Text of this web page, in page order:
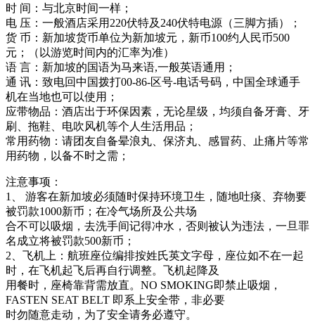
时 间：与北京时间一样；
电 压：一般酒店采用220伏特及240伏特电源（三脚方插）；
货 币：新加坡货币单位为新加坡元，新币100约人民币500
元；（以游览时间内的汇率为准）
语 言：新加坡的国语为马来语,一般英语通用；
通 讯：致电回中国拨打00-86-区号-电话号码，中国全球通手
机在当地也可以使用；
应带物品：酒店出于环保因素，无论星级，均须自备牙膏、牙
刷、拖鞋、电吹风机等个人生活用品；
常用药物：请团友自备晕浪丸、保济丸、感冒药、止痛片等常
用药物，以备不时之需；
注意事项：
1、 游客在新加坡必须随时保持环境卫生，随地吐痰、弃物要
被罚款1000新币；在冷气场所及公共场
合不可以吸烟，去洗手间记得冲水，否则被认为违法，一旦罪
名成立将被罚款500新币；
2、飞机上：航班座位编排按姓氏英文字母，座位如不在一起
时，在飞机起飞后再自行调整。飞机起降及
用餐时，座椅靠背需放直。NO SMOKING即禁止吸烟，
FASTEN SEAT BELT 即系上安全带，非必要
时勿随意走动，为了安全请务必遵守。